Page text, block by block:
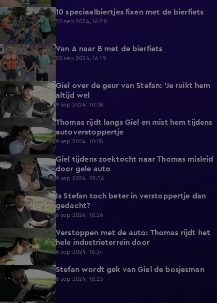
5:02 10 speciaalbiertjes fixen met de bierfiets
20 sep 2024, 16:20
5:13 Van A naar B met de bierfiets
20 sep 2024, 16:19
Giel over de geur van Stefan: 'Je ruikt hem
altijd wel
9 sep 2024, 10:08
Thomas rijdt langs Giel en mist hem tijdens
autoverstoppertje
9 sep 2024, 10:05
3:50
Giel tijdens zoektocht naar Thomas misleid
door gele auto
9 sep 2024, 09:56
Is Stefan toch beter in verstoppertje dan
gedacht?
6 sep 2024, 16:26
Verstoppen met de auto: Thomas rijdt het
hele industrieterrein door
6 sep 2024, 16:24
3:34 Stefan wordt gek van Giel de bosjesman
6 sep 2024, 16:23